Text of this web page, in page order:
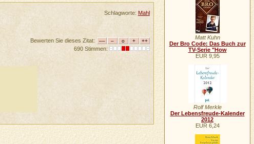
Schlagworte: Mahl
Bewerten Sie dieses Zitat:
690 Stimmen:
Matt Kuhn
Der Bro Code: Das Buch zur
TV-Serie "How
EUR 9,95
Rolf Merkle
Der Lebensfreude-Kalender
2012
EUR 6,24